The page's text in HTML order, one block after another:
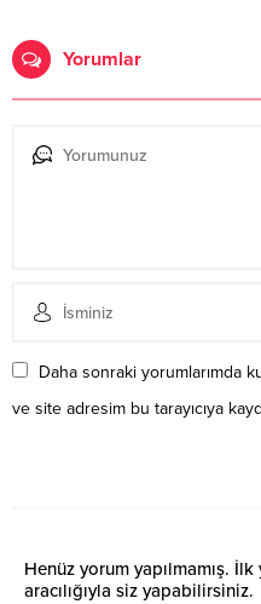
Yorumlar
Daha sonraki yorumlarımda
ve site adresim bu tarayıcıya
Henüz yorum yapılmamış.
aracılığıyla siz yapabilirsiniz.